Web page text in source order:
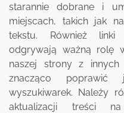
starannie dobrane i
miejscach, takich jak
tekstu. Również linki
odgrywają ważną rolę
naszej strony z innych
znacząco
wyszukiwarek. Należy
aktualizacji treści